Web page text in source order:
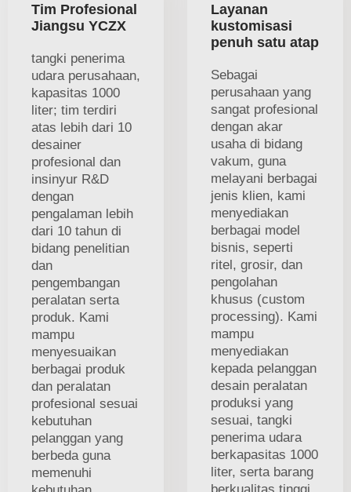
Tim Profesional
Jiangsu YCZX
tangki penerima
udara perusahaan,
kapasitas 1000
liter; tim terdiri
atas lebih dari 10
desainer
profesional dan
insinyur R&D
dengan
pengalaman lebih
dari 10 tahun di
bidang penelitian
dan
pengembangan
peralatan serta
produk. Kami
mampu
menyesuaikan
berbagai produk
dan peralatan
profesional sesuai
kebutuhan
pelanggan yang
berbeda guna
memenuhi
Layanan
kustomisasi
penuh satu atap
Sebagai
perusahaan yang
sangat profesional
dengan akar
usaha di bidang
vakum, guna
melayani berbagai
jenis klien, kami
menyediakan
berbagai model
bisnis, seperti
ritel, grosir, dan
pengolahan
khusus (custom
processing). Kami
mampu
menyediakan
kepada pelanggan
desain peralatan
produksi yang
sesuai, tangki
penerima udara
berkapasitas 1000
liter, serta barang